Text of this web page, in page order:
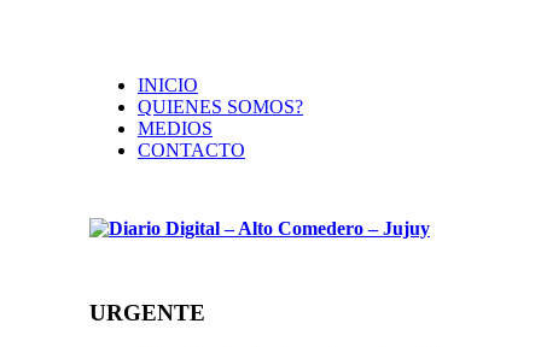
INICIO
QUIENES SOMOS?
MEDIOS
CONTACTO
URGENTE